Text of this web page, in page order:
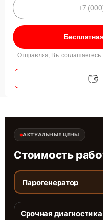
Отправляя, Вы соглашаетесь
АКТУАЛЬНЫЕ ЦЕНЫ
Стоимость
Парогенератор
Срочная диагностика